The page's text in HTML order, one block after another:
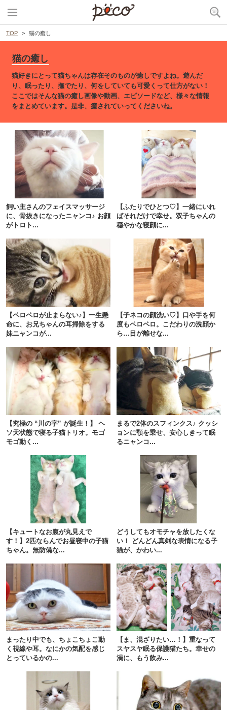
TOP 猫の癒し
猫の癒し
猫好きにとって猫ちゃんは存在そのものが癒しですよね。遊んだ
り、眠ったり、撫でたり、何をしていても可愛くって仕方がない！
ここではそんな猫の癒し画像や動画、エピソードなど、様々な情報
をまとめています。是非、癒されていってくださいね。
飼い主さんのフェイスマッサージ
に、骨抜きになったニャンコ♪ お顔
がトロト...
【ふたりでひとつ♡】一緒にいれ
ばそれだけで幸せ。双子ちゃんの
穏やかな寝顔に...
【ペロペロが止まらない♪】一生懸
命に、お兄ちゃんの耳掃除をする
妹ニャンコが...
【子ネコの顔洗い♡】口や手を何
度もペロペロ。こだわりの洗顔か
ら…目が離せな...
【究極の “川の字” が誕生！】 ヘ
ソ天状態で寝る子猫トリオ。モゴ
モゴ動く...
まるで2体のスフィンクス♪ クッシ
ョンに顎を乗せ、安心しきって眠
るニャンコ...
【キュートなお腹が丸見えで
す！】2匹ならんでお昼寝中の子猫
ちゃん。無防備な...
どうしてもオモチャを放したくな
い！ どんどん真剣な表情になる子
猫が、かわい...
まったり中でも、ちょこちょこ動
く視線や耳。なにかの気配を感じ
とっているかの...
【ま、混ざりたい…！】重なって
スヤスヤ眠る保護猫たち。幸せの
渦に、もう飲み...
閉じる
PECOアプリをダウンロード済みの方
アプリで開く